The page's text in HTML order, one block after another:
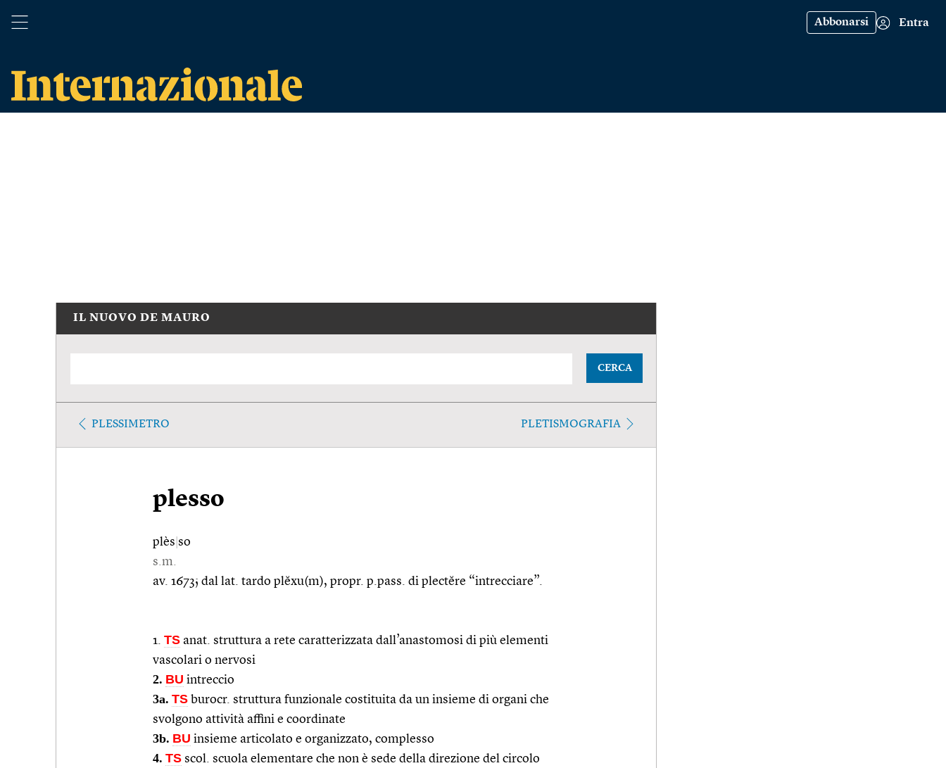
Abbonarsi Entra
IL NUOVO DE MAURO
CERCA
PLESSIMETRO PLETISMOGRAFIA
plesso
plès so
s.m.
av. 1673; dal lat. tardo plĕxu(m), propr. p.pass. di plectĕre “intrecciare”.
1. TS anat. struttura a rete caratterizzata dall’anastomosi di più elementi
vascolari o nervosi
2. BU intreccio
3a. TS burocr. struttura funzionale costituita da un insieme di organi che
svolgono attività affini e coordinate
3b. BU insieme articolato e organizzato, complesso
4. TS scol. scuola elementare che non è sede della direzione del circolo